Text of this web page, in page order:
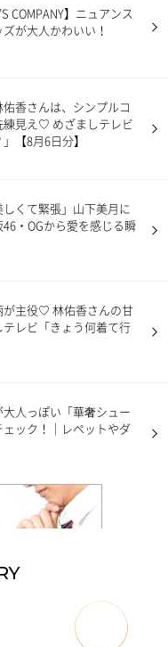
COMPANY】ニュアンス
が大人かわいい！
香さんは、シンプルコ
練見え♡ めざましテレビ
【8月6日分】
くて緊張」山下美月に
・OGから愛を感じる瞬
が主役♡ 林佑香さんの甘
レビ「きょう何着て行
大人っぽい「華奢シュー
ック！｜レペットやダ